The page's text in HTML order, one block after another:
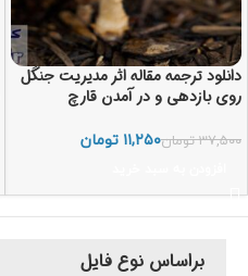
براساس نوع فایل
دانلود ترجمه مقاله اثر مدیریت جنگل
روی بازدهی و در آمدن قارچ
۳۷,۵۰۰تومان۱۱,۲۵۰ تومان